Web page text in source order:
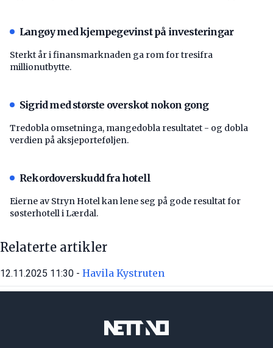
Langøy med kjempegevinst på investeringar
Sterkt år i finansmarknaden ga rom for tresifra
millionutbytte.
Sigrid med største overskot nokon gong
Tredobla omsetninga, mangedobla resultatet - og dobla
verdien på aksjeporteføljen.
Rekordoverskudd fra hotell
Eierne av Stryn Hotel kan lene seg på gode resultat for
søsterhotell i Lærdal.
Relaterte artikler
12.11.2025 11:30 - Havila Kystruten